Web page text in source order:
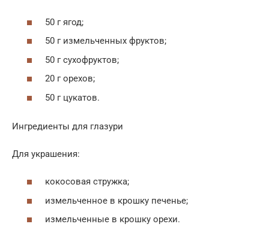
50 г ягод;
50 г измельченных фруктов;
50 г сухофруктов;
20 г орехов;
50 г цукатов.
Ингредиенты для глазури
Для украшения:
кокосовая стружка;
измельченное в крошку печенье;
измельченные в крошку орехи.